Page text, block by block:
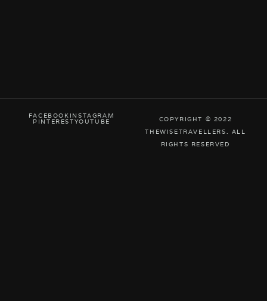
COPYRIGHT © 2022
THEWISETRAVELLERS. ALL
RIGHTS RESERVED
FACEBOOK INSTAGRAM
PINTERESTYOUTUBE